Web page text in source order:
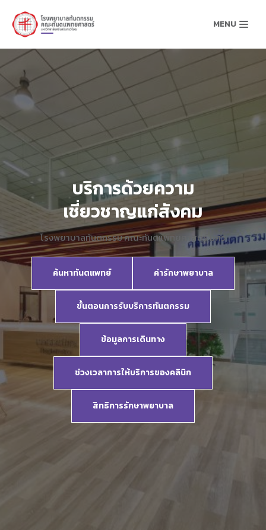
Skip
to
content
MENU
บริการด้วยความ
เชี่ยวชาญแก่สังคม
โรงพยาบาลทันตกรรม คณะทันตแพทยศาสตร์ มศว
ค้นหาทันตแพทย์ ค่ารักษาพยาบาล
ขั้นตอนการรับบริการทันตกรรม
ข้อมูลการเดินทาง
ช่วงเวลาการให้บริการของคลินิก
สิทธิการรักษาพยาบาล